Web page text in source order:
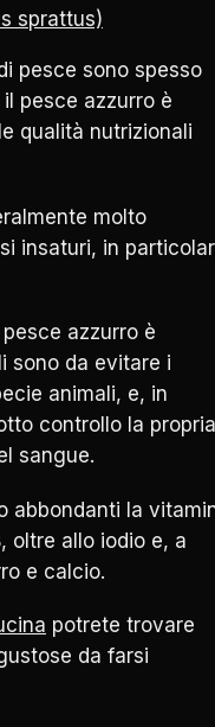
sprattus)
pesce sono spesso
pesce azzurro è
qualità nutrizionali
molto
insaturi, in
azzurro è
sono da evitare i
animali, e, in
controllo la propria
sangue.
abbondanti la
oltre allo iodio e, a
e calcio.
potrete trovare
da farsi